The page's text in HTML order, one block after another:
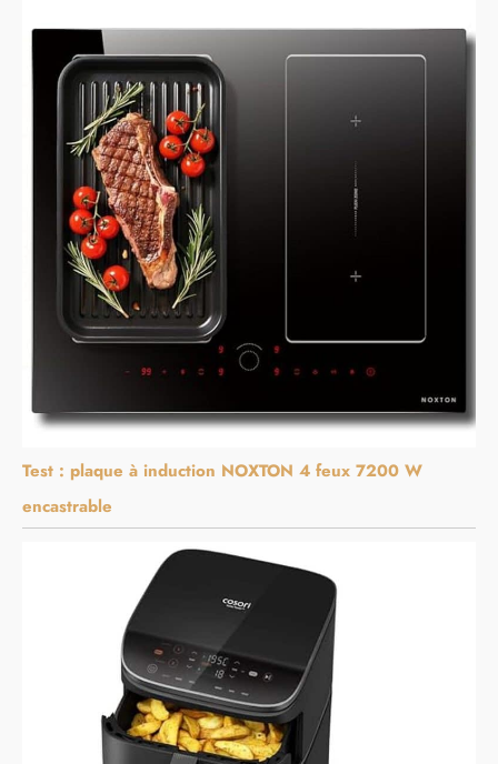
Test : plaque à induction NOXTON 4 feux 7200 W
encastrable